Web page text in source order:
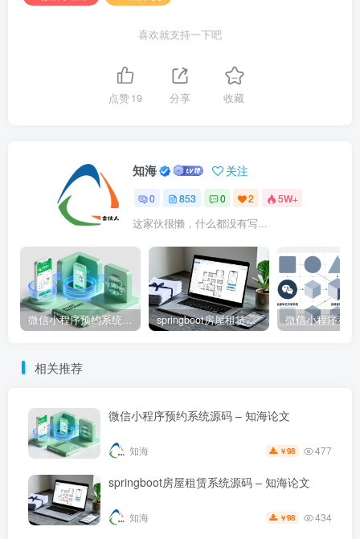
喜欢就支持一下吧
点赞19 分享 收藏
知海 关注
0 853 0 2 5W+
这家伙很懒，什么都没有写...
微信小程序预约系统源码 – 知海论文 springboot房屋租赁系统源码 – 知海论文
相关推荐
微信小程序预约系统源码 – 知海论文
知海 ￥98 477
springboot房屋租赁系统源码 – 知海论文
知海 ￥98 434